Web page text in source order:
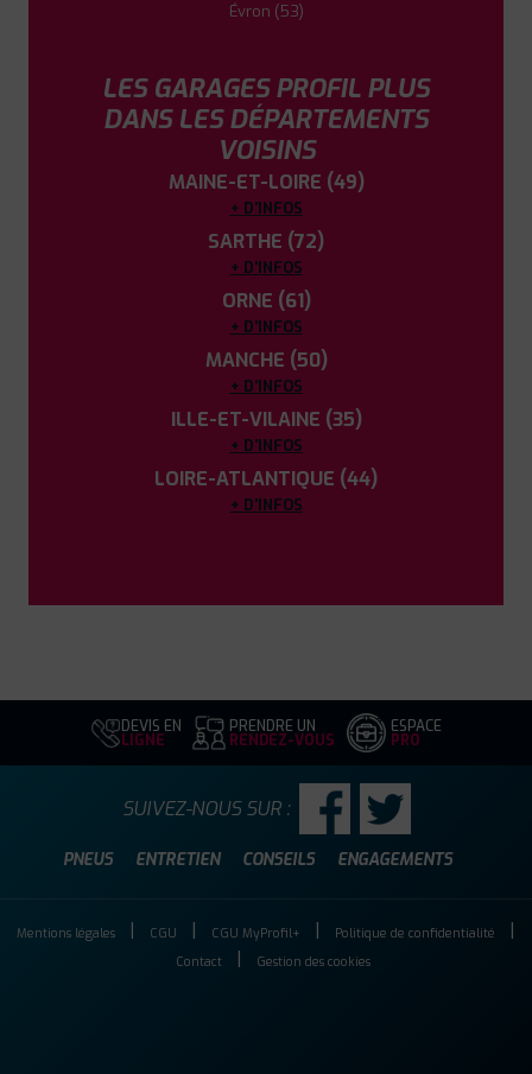
Évron (53)
LES GARAGES PROFIL PLUS
DANS LES DÉPARTEMENTS
VOISINS
MAINE-ET-LOIRE (49)
+ D'INFOS
SARTHE (72)
+ D'INFOS
ORNE (61)
+ D'INFOS
MANCHE (50)
+ D'INFOS
ILLE-ET-VILAINE (35)
+ D'INFOS
LOIRE-ATLANTIQUE (44)
+ D'INFOS
DEVIS EN
LIGNE
PRENDRE UN
RENDEZ-VOUS
ESPACE
PRO
PNEUS ENTRETIEN CONSEILS ENGAGEMENTS
SUIVEZ-NOUS SUR :
Mentions légales CGU CGU MyProfil+
Politique de confidentialité
Contact
Gestion des cookies